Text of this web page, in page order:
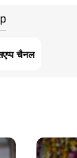
चैनल